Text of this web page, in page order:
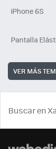
iPhone 6S
Pantalla
VER MÁS